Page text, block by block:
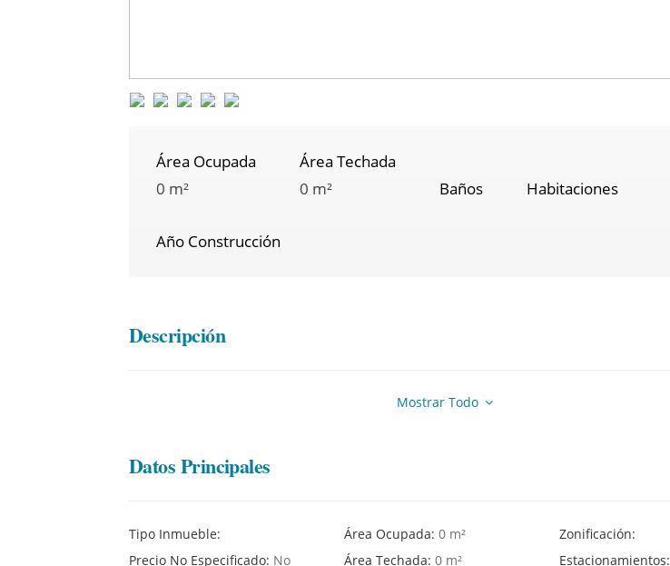
Área Ocupada
0 m²
Área Techada
0 m²
Baños Habitaciones
Año Construcción
Descripción
Mostrar Todo
Datos Principales
Tipo Inmueble:
Precio No Especificado: No
Área Ocupada: 0 m²
Área Techada: 0 m²
Zonificación:
Estacionamientos: